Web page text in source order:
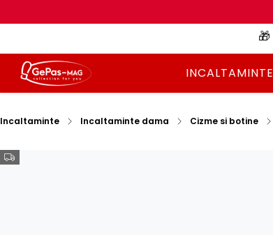
🎁
INCALTAMINTE
Incaltaminte Incaltaminte dama Cizme si botine